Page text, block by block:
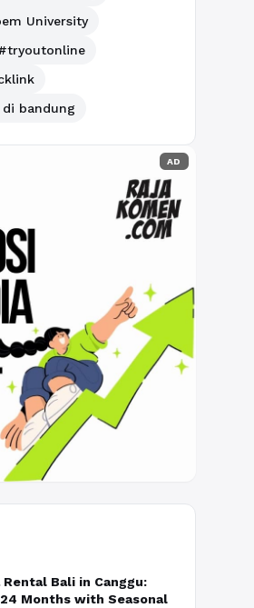
University
di bandung
AD
Bali in Canggu:
Months with Seasonal